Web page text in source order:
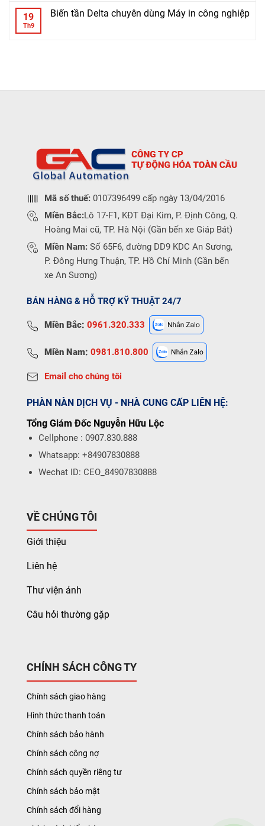
19
Th9
Biến tần Delta chuyên dùng Máy in công nghiệp
Mã số thuế: 0107396499 cấp ngày 13/04/2016
Miền Bắc:Lô 17-F1, KĐT Đại Kim, P. Định Công, Q.
Hoàng Mai cũ, TP. Hà Nội (Gần bến xe Giáp Bát)
Miền Nam: Số 65F6, đường DD9 KDC An Sương,
P. Đông Hưng Thuận, TP. Hồ Chí Minh (Gần bến
xe An Sương)
BÁN HÀNG & HỖ TRỢ KỸ THUẬT 24/7
Miền Bắc: 0961.320.333
Miền Nam: 0981.810.800
Email cho chúng tôi
PHÀN NÀN DỊCH VỤ - NHÀ CUNG CẤP LIÊN HỆ:
Tổng Giám Đốc Nguyễn Hữu Lộc
Cellphone : 0907.830.888
Whatsapp: +84907830888
Wechat ID: CEO_84907830888
VỀ CHÚNG TÔI
Giới thiệu
Liên hệ
Thư viện ảnh
Câu hỏi thường gặp
CHÍNH SÁCH CÔNG TY
Chính sách giao hàng
Hình thức thanh toán
Chính sách bảo hành
Chính sách công nợ
Chính sách quyền riêng tư
Chính sách bảo mật
Chính sách đổi hàng